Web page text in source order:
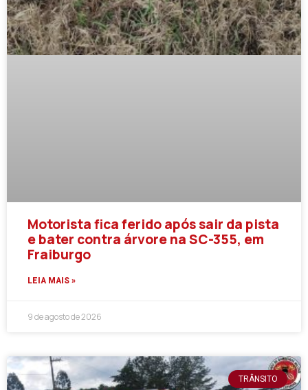
Motorista fica ferido após sair da pista
e bater contra árvore na SC-355, em
Fraiburgo
LEIA MAIS »
9 de agosto de 2026
TRÂNSITO